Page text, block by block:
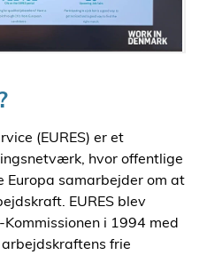
(EURES) er et
hvor offentlige
Europa samarbejder om at
EURES blev
i 1994 med
frie